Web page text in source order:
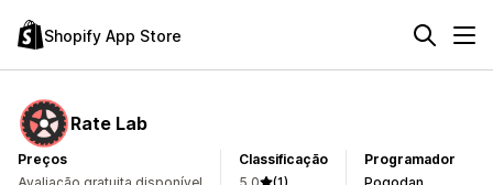
Shopify App Store
Rate Lab
Preços
Classificação
Programador